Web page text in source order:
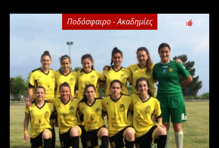
Ποδόσφαιρο - Ακαδημίες 0